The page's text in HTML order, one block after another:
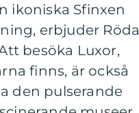
ikoniska Sfinxen
erbjuder Röda
besöka Luxor,
finns, är också
den pulserande